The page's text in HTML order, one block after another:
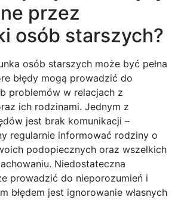
przez
osób starszych?
osób starszych może być pełna
błędy mogą prowadzić do
problemów w relacjach z
ich rodzinami. Jednym z
jest brak komunikacji –
regularnie informować rodziny o
podopiecznych oraz wszelkich
Niedostateczna
prowadzić do nieporozumień i
błędem jest ignorowanie własnych